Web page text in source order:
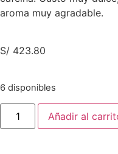
aroma muy agradable.
S/ 423.80
6 disponibles
Añadir al